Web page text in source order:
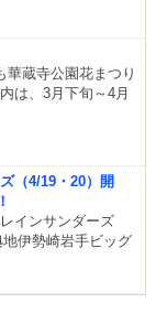
華蔵寺公園花まつり
は、3月下旬～4月
（4/19・20）開
インサンダーズ
地伊勢崎岩手ビッグ